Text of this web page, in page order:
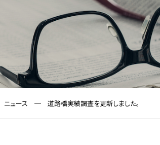
ニュース ─ 道路橋実績調査を更新しました。